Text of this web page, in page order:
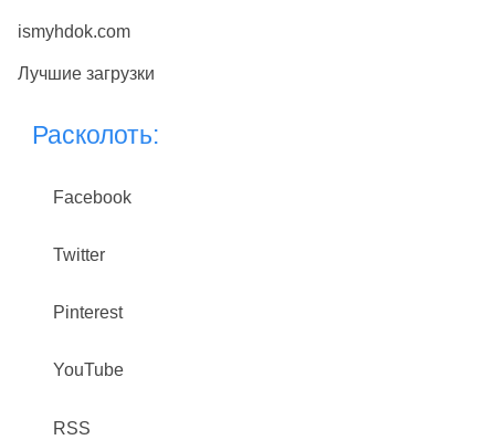
ismyhdok.com
Лучшие загрузки
Расколоть:
Facebook
Twitter
Pinterest
YouTube
RSS